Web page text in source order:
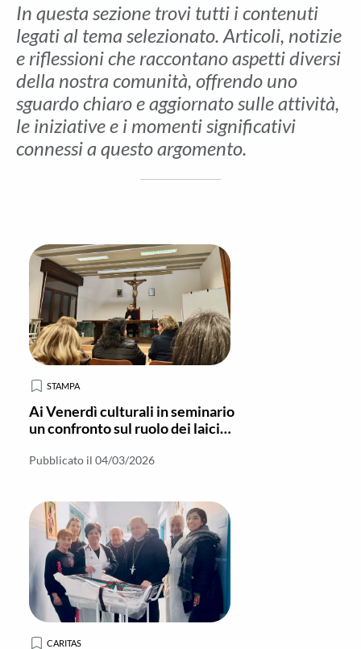
In questa sezione trovi tutti i contenuti
legati al tema selezionato. Articoli, notizie
e riflessioni che raccontano aspetti diversi
della nostra comunità, offrendo uno
sguardo chiaro e aggiornato sulle attività,
le iniziative e i momenti significativi
connessi a questo argomento.
STAMPA
Ai Venerdì culturali in seminario
un confronto sul ruolo dei laici
Pubblicato il 04/03/2026
CARITAS